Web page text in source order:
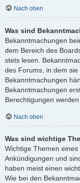
Nach oben
Was sind
Bekanntmachungen
dem Bereich des
stets lesen.
des Forums, in dem
Bekanntmachungen
Bekanntmachungen
Berechtigungen
Nach oben
Was sind wichtige
Wichtige Themen
Ankündigungen und
haben meist einen
Wie bei den